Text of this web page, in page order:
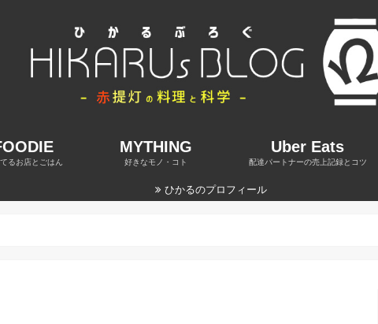
るお店とごはん
MYTHING
好きなモノ・コト
Uber Eats
配達パートナーの売上記録とコツ
ひかるのプロフィール